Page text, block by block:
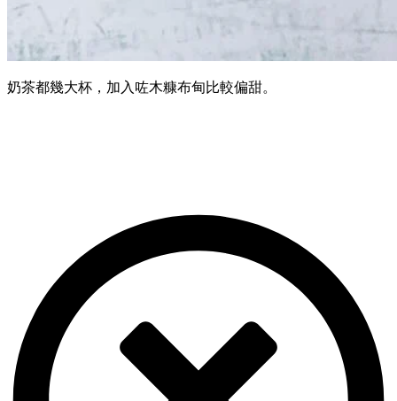
奶茶都幾大杯，加入咗木糠布甸比較偏甜。